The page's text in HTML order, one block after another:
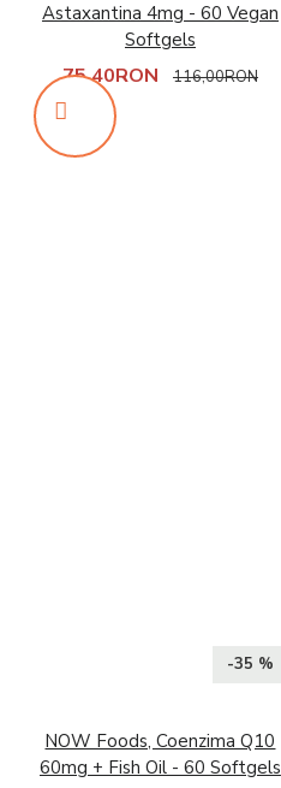
Astaxantina 4mg - 60 Vegan
Softgels
75,40RON 116,00RON
-35 %
NOW Foods, Coenzima Q10
60mg + Fish Oil - 60 Softgels